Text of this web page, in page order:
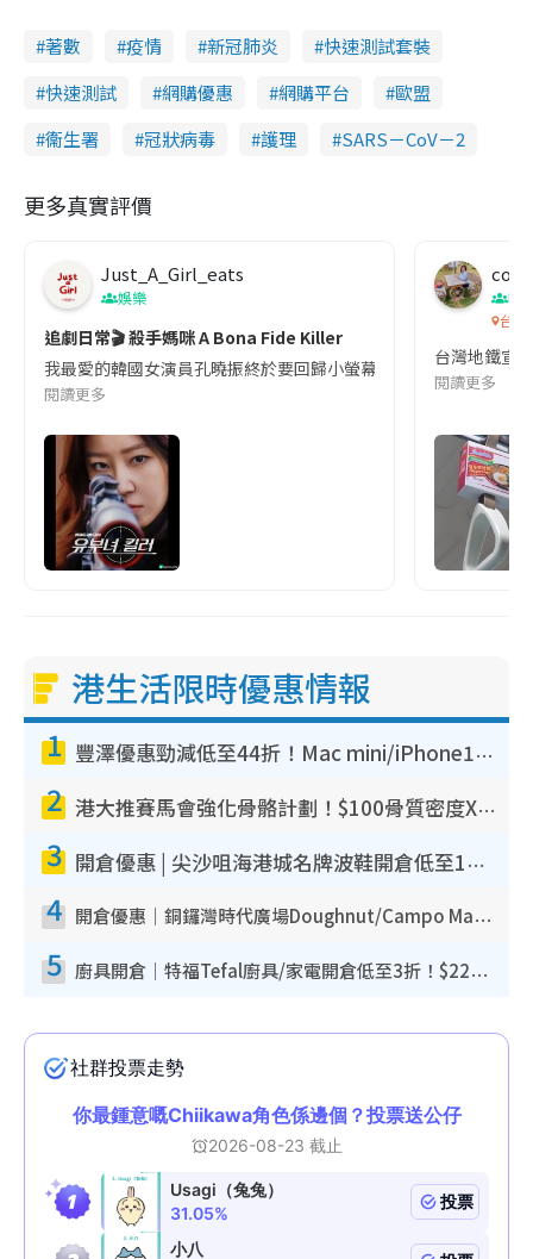
著數 疫情 新冠肺炎
快速測試套裝
快速測試
網購優惠 網購平台
歐盟
衞生署
冠狀病毒 護理 SARS－CoV－2
更多真實評價
Just_A_Girl_eats
娛樂
追劇日常🎬 殺手媽咪 A Bona Fide Killer
我最愛的韓國女演員孔曉振終於要回歸小螢幕啦!這次的劇本改編
閱讀更多
co
吹
台灣
台灣地鐵宣
閱讀更多
港生活限時優惠情報
1 豐澤優惠勁減低至44折！Mac mini/iPhone17Pro大減價！廚房家電$220起
2 港大推賽馬會強化骨骼計劃！$100骨質密度X光檢查 完成免費運動訓練送超市禮券！附參加資格
3 開倉優惠 | 尖沙咀海港城名牌波鞋開倉低至1折！On鞋$899起／Joy&Peace鞋履$98起
4 開倉優惠｜銅鑼灣時代廣場Doughnut/Campo Marzio開倉低至1折！背囊、書包、手袋劈價$200起
5 廚具開倉｜特福Tefal廚具/家電開倉低至3折！$220起買平底鍋/炒鑊/湯煲！電飯煲/吸塵機/燙斗$418起